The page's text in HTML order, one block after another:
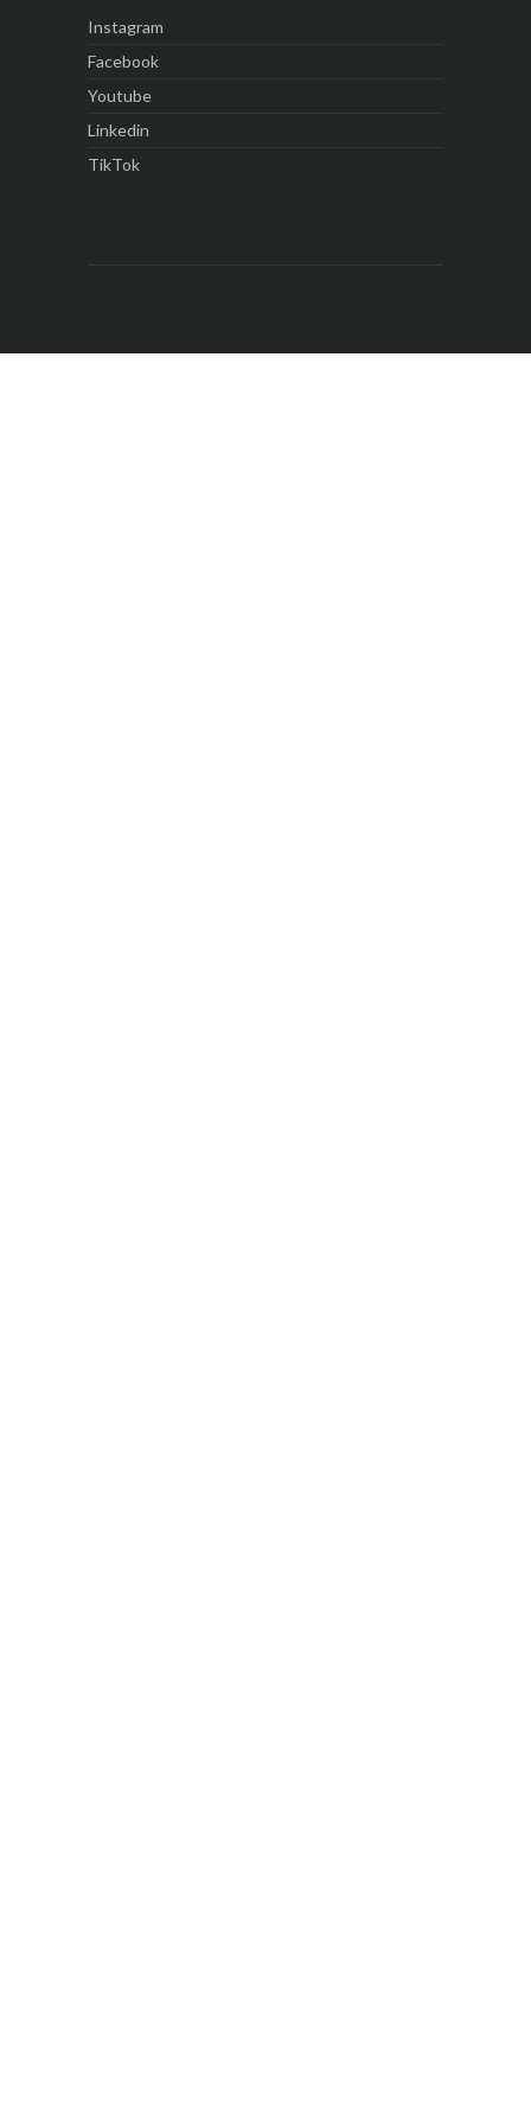
Instagram
Facebook
Youtube
Linkedin
TikTok